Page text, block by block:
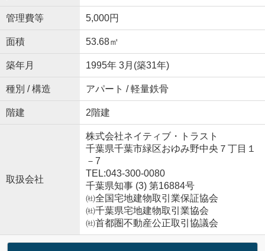
管理費等 5,000円
面積 53.68㎡
築年月 1995年 3月(築31年)
種別 / 構造 アパート / 軽量鉄骨
階建 2階建
取扱会社
株式会社ネイティブ・トラスト
千葉県千葉市緑区おゆみ野中央７丁目１
－7
TEL:043-300-0080
千葉県知事 (3) 第16884号
㈳全国宅地建物取引業保証協会
㈳千葉県宅地建物取引業協会
㈳首都圏不動産公正取引協議会